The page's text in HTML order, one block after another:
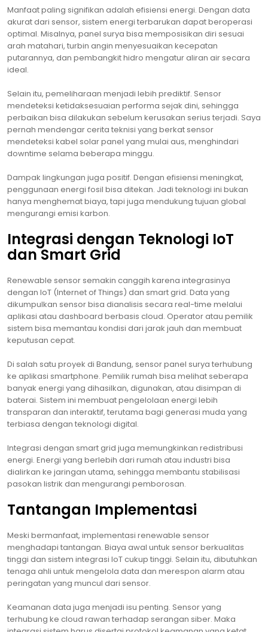
Manfaat paling signifikan adalah efisiensi energi. Dengan data
akurat dari sensor, sistem energi terbarukan dapat beroperasi
optimal. Misalnya, panel surya bisa memposisikan diri sesuai
arah matahari, turbin angin menyesuaikan kecepatan
putarannya, dan pembangkit hidro mengatur aliran air secara
ideal.
Selain itu, pemeliharaan menjadi lebih prediktif. Sensor
mendeteksi ketidaksesuaian performa sejak dini, sehingga
perbaikan bisa dilakukan sebelum kerusakan serius terjadi. Saya
pernah mendengar cerita teknisi yang berkat sensor
mendeteksi kabel solar panel yang mulai aus, menghindari
downtime selama beberapa minggu.
Dampak lingkungan juga positif. Dengan efisiensi meningkat,
penggunaan energi fosil bisa ditekan. Jadi teknologi ini bukan
hanya menghemat biaya, tapi juga mendukung tujuan global
mengurangi emisi karbon.
Integrasi dengan Teknologi IoT
dan Smart Grid
Renewable sensor semakin canggih karena integrasinya
dengan IoT (Internet of Things) dan smart grid. Data yang
dikumpulkan sensor bisa dianalisis secara real-time melalui
aplikasi atau dashboard berbasis cloud. Operator atau pemilik
sistem bisa memantau kondisi dari jarak jauh dan membuat
keputusan cepat.
Di salah satu proyek di Bandung, sensor panel surya terhubung
ke aplikasi smartphone. Pemilik rumah bisa melihat seberapa
banyak energi yang dihasilkan, digunakan, atau disimpan di
baterai. Sistem ini membuat pengelolaan energi lebih
transparan dan interaktif, terutama bagi generasi muda yang
terbiasa dengan teknologi digital.
Integrasi dengan smart grid juga memungkinkan redistribusi
energi. Energi yang berlebih dari rumah atau industri bisa
dialirkan ke jaringan utama, sehingga membantu stabilisasi
pasokan listrik dan mengurangi pemborosan.
Tantangan Implementasi
Meski bermanfaat, implementasi renewable sensor
menghadapi tantangan. Biaya awal untuk sensor berkualitas
tinggi dan sistem integrasi IoT cukup tinggi. Selain itu, dibutuhkan
tenaga ahli untuk mengelola data dan merespon alarm atau
peringatan yang muncul dari sensor.
Keamanan data juga menjadi isu penting. Sensor yang
terhubung ke cloud rawan terhadap serangan siber. Maka